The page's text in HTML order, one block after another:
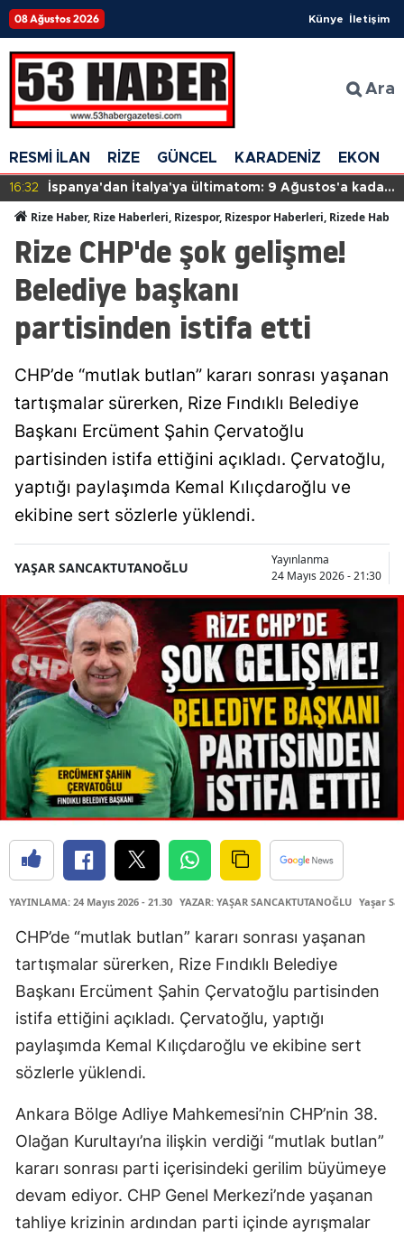
08 Ağustos 2026 Künye İletişim
Ara
RESMİ İLAN RİZE GÜNCEL KARADENİZ
16:32
İspanya'dan İtalya'ya ültimatom: 9 Ağustos'a kadar
Rize Haber, Rize Haberleri, Rizespor, Rizespor Haberleri, Rizede
Rize CHP'de şok gelişme!
Belediye başkanı
partisinden istifa etti
CHP’de “mutlak butlan” kararı sonrası yaşanan
tartışmalar sürerken, Rize Fındıklı Belediye
Başkanı Ercüment Şahin Çervatoğlu
partisinden istifa ettiğini açıkladı. Çervatoğlu,
yaptığı paylaşımda Kemal Kılıçdaroğlu ve
ekibine sert sözlerle yüklendi.
YAŞAR SANCAKTUTANOĞLU
Yayınlanma
24 Mayıs 2026 - 21:30
YAYINLAMA: 24 Mayıs 2026 - 21.30 YAZAR: YAŞAR SANCAKTUTANOĞLU Yaşar
CHP’de “mutlak butlan” kararı sonrası yaşanan
tartışmalar sürerken, Rize Fındıklı Belediye
Başkanı Ercüment Şahin Çervatoğlu partisinden
istifa ettiğini açıkladı. Çervatoğlu, yaptığı
paylaşımda Kemal Kılıçdaroğlu ve ekibine sert
sözlerle yüklendi.
Ankara Bölge Adliye Mahkemesi’nin CHP’nin 38.
Olağan Kurultayı’na ilişkin verdiği “mutlak butlan”
kararı sonrası parti içerisindeki gerilim büyümeye
devam ediyor. CHP Genel Merkezi’nde yaşanan
tahliye krizinin ardından parti içinde ayrışmalar